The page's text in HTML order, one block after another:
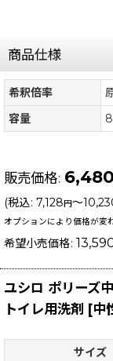
商品仕様
希釈倍率
容量
販売価格: 6,480
(税込: 7,128 円～
オプションにより価格が変
希望小売価格:
ユシロ ポリーズ
トイレ用洗剤 [中
サイズ